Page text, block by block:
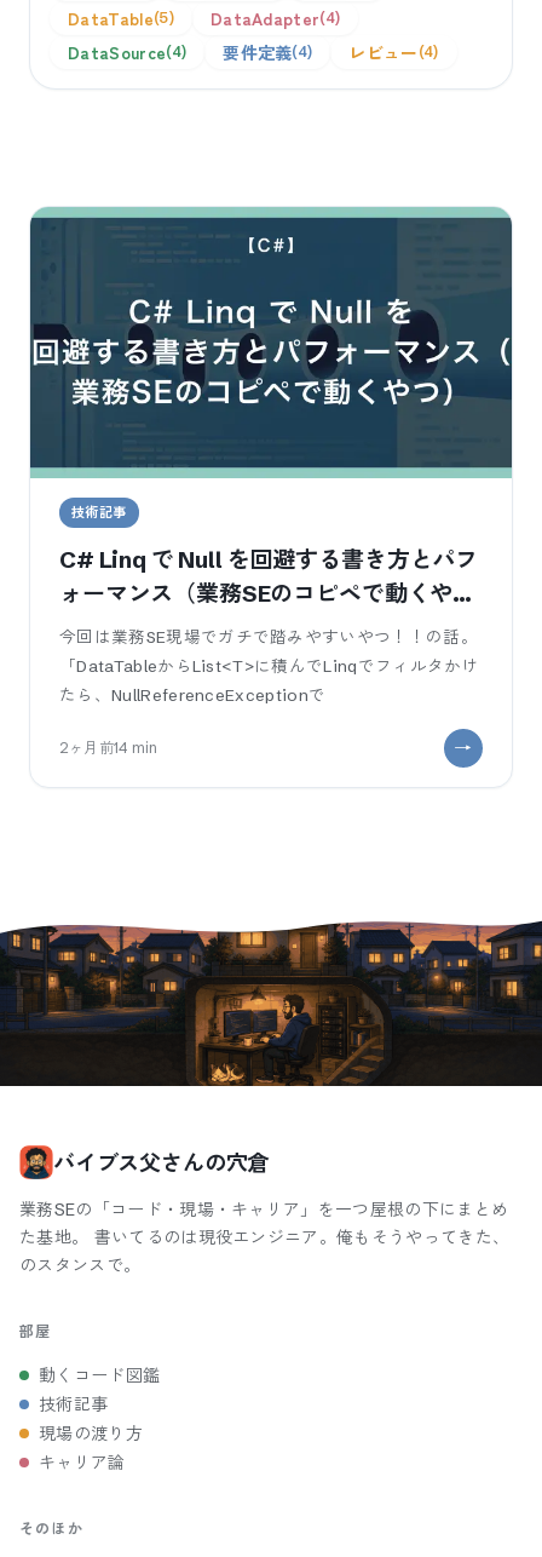
DataTable 5 DataAdapter 4
DataSource 4 要件定義 4 レビュー 4
技術記事
C# Linq で Null を回避する書き方とパフ
ォーマンス（業務SEのコピペで動くや
つ）
今回は業務SE現場でガチで踏みやすいやつ！！の話。
「DataTableからList<T>に積んでLinqでフィルタかけ
たら、NullReferenceExceptionで
2ヶ月前14 min
バイブス父さんの穴倉
業務SEの「コード・現場・キャリア」を一つ屋根の下にまとめ
た基地。 書いてるのは現役エンジニア。俺もそうやってきた、
のスタンスで。
部屋
動くコード図鑑
技術記事
現場の渡り方
キャリア論
そのほか